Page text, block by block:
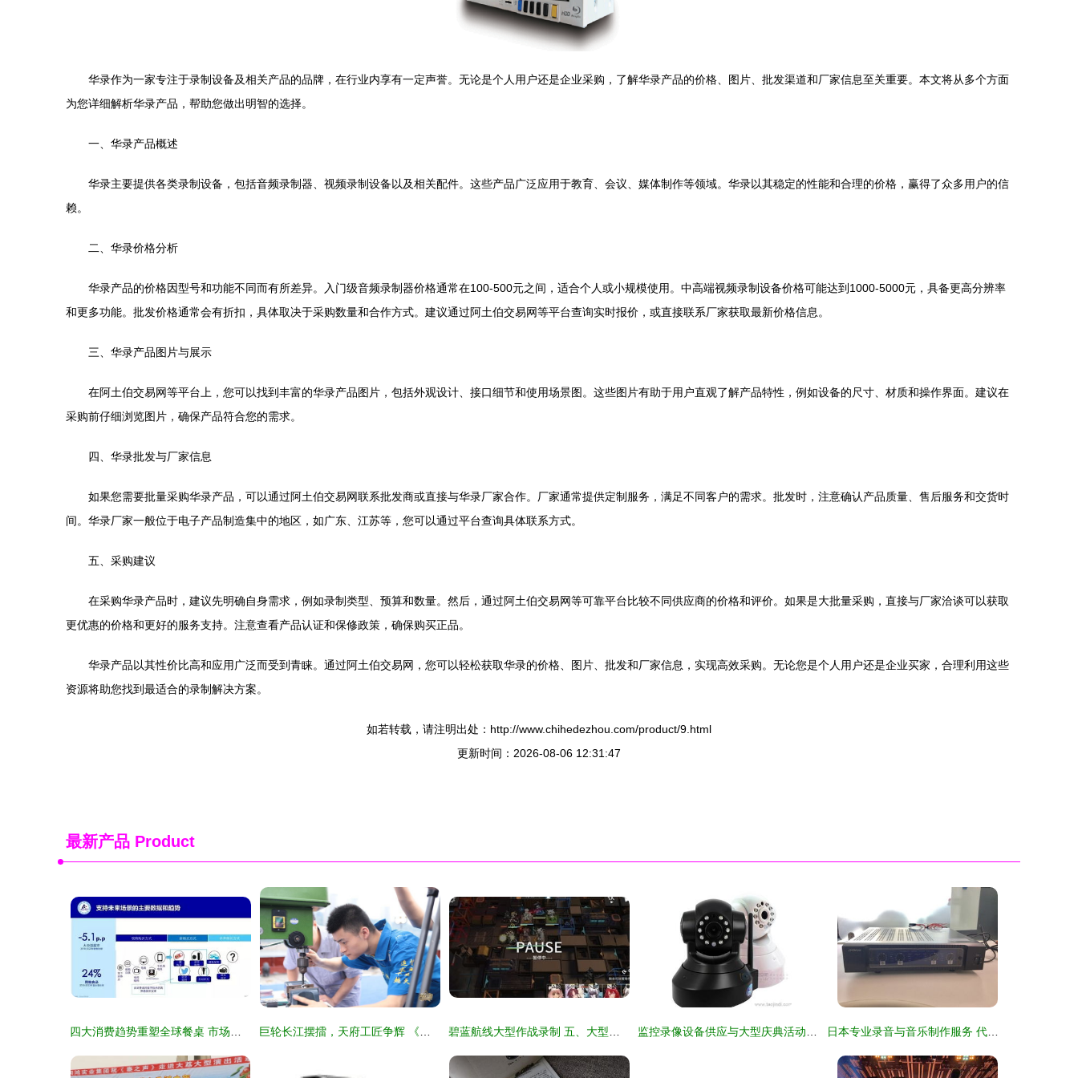
华录作为一家专注于录制设备及相关产品的品牌，在行业内享有一定声誉。无论是个人用户还是企业采购，了解华录产品的价格、图片、批发渠道和厂家信息至关重要。本文将从多个方面
为您详细解析华录产品，帮助您做出明智的选择。
一、华录产品概述
华录主要提供各类录制设备，包括音频录制器、视频录制设备以及相关配件。这些产品广泛应用于教育、会议、媒体制作等领域。华录以其稳定的性能和合理的价格，赢得了众多用户的信
赖。
二、华录价格分析
华录产品的价格因型号和功能不同而有所差异。入门级音频录制器价格通常在100-500元之间，适合个人或小规模使用。中高端视频录制设备价格可能达到1000-5000元，具备更高分辨率
和更多功能。批发价格通常会有折扣，具体取决于采购数量和合作方式。建议通过阿土伯交易网等平台查询实时报价，或直接联系厂家获取最新价格信息。
三、华录产品图片与展示
在阿土伯交易网等平台上，您可以找到丰富的华录产品图片，包括外观设计、接口细节和使用场景图。这些图片有助于用户直观了解产品特性，例如设备的尺寸、材质和操作界面。建议在
采购前仔细浏览图片，确保产品符合您的需求。
四、华录批发与厂家信息
如果您需要批量采购华录产品，可以通过阿土伯交易网联系批发商或直接与华录厂家合作。厂家通常提供定制服务，满足不同客户的需求。批发时，注意确认产品质量、售后服务和交货时
间。华录厂家一般位于电子产品制造集中的地区，如广东、江苏等，您可以通过平台查询具体联系方式。
五、采购建议
在采购华录产品时，建议先明确自身需求，例如录制类型、预算和数量。然后，通过阿土伯交易网等可靠平台比较不同供应商的价格和评价。如果是大批量采购，直接与厂家洽谈可以获取
更优惠的价格和更好的服务支持。注意查看产品认证和保修政策，确保购买正品。
华录产品以其性价比高和应用广泛而受到青睐。通过阿土伯交易网，您可以轻松获取华录的价格、图片、批发和厂家信息，实现高效采购。无论您是个人用户还是企业买家，合理利用这些
资源将助您找到最适合的录制解决方案。
如若转载，请注明出处：http://www.chihedezhou.com/product/9.html
更新时间：2026-08-06 12:31:47
最新产品 Product